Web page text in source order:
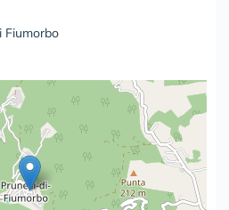
Fiumorbo